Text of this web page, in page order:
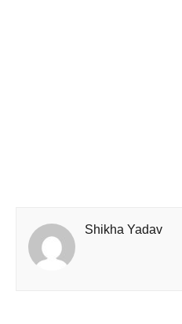
Shikha Yadav